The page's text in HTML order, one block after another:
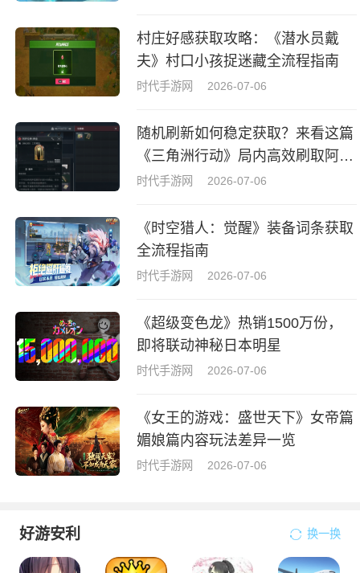
村庄好感获取攻略：《潜水员戴
夫》村口小孩捉迷藏全流程指南
时代手游网 2026-07-06
随机刷新如何稳定获取？来看这篇
《三角洲行动》局内高效刷取阿萨
拉牌盒指南
时代手游网 2026-07-06
《时空猎人：觉醒》装备词条获取
全流程指南
时代手游网 2026-07-06
《超级变色龙》热销1500万份，
即将联动神秘日本明星
时代手游网 2026-07-06
《女王的游戏：盛世天下》女帝篇
媚娘篇内容玩法差异一览
时代手游网 2026-07-06
好游安利 换一换